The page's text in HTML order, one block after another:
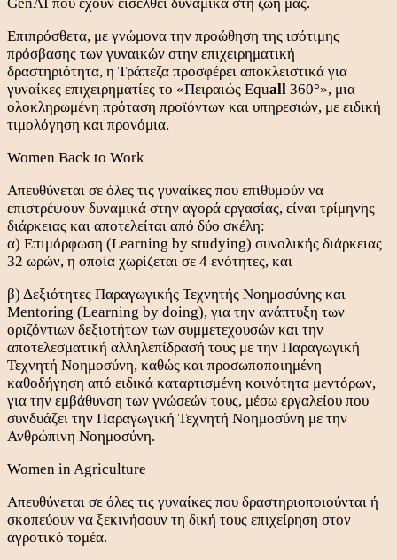
Επιπρόσθετα, με γνώμονα την προώθηση της ισότιμης
πρόσβασης των γυναικών στην επιχειρηματική
δραστηριότητα, η Τράπεζα προσφέρει αποκλειστικά για
γυναίκες επιχειρηματίες το «Πειραιώς Equall 360°», μια
ολοκληρωμένη πρόταση προϊόντων και υπηρεσιών, με ειδική
τιμολόγηση και προνόμια.
Women Back to Work
Απευθύνεται σε όλες τις γυναίκες που επιθυμούν να
επιστρέψουν δυναμικά στην αγορά εργασίας, είναι τρίμηνης
διάρκειας και αποτελείται από δύο σκέλη:
α) Επιμόρφωση (Learning by studying) συνολικής διάρκειας
32 ωρών, η οποία χωρίζεται σε 4 ενότητες, και
β) Δεξιότητες Παραγωγικής Τεχνητής Νοημοσύνης και
Μentoring (Learning by doing), για την ανάπτυξη των
οριζόντιων δεξιοτήτων των συμμετεχουσών και την
αποτελεσματική αλληλεπίδρασή τους με την Παραγωγική
Τεχνητή Νοημοσύνη, καθώς και προσωποποιημένη
καθοδήγηση από ειδικά καταρτισμένη κοινότητα μεντόρων,
για την εμβάθυνση των γνώσεών τους, μέσω εργαλείου που
συνδυάζει την Παραγωγική Τεχνητή Νοημοσύνη με την
Ανθρώπινη Νοημοσύνη.
Women in Agriculture
Απευθύνεται σε όλες τις γυναίκες που δραστηριοποιούνται ή
σκοπεύουν να ξεκινήσουν τη δική τους επιχείρηση στον
αγροτικό τομέα.